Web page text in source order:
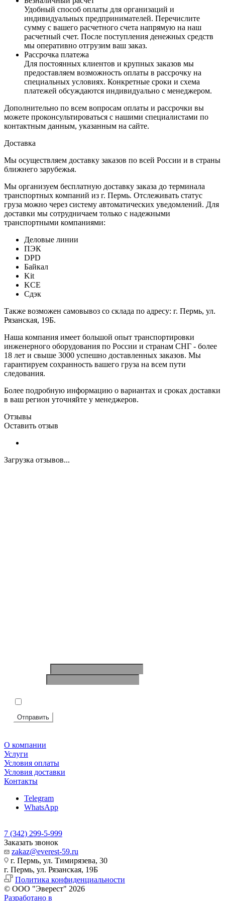
Удобный способ оплаты для организаций и
индивидуальных предпринимателей. Перечислите
сумму с вашего расчетного счета напрямую на наш
расчетный счет. После поступления денежных средств
мы оперативно отгрузим ваш заказ.
Рассрочка платежа
Для постоянных клиентов и крупных заказов мы
предоставляем возможность оплаты в рассрочку на
специальных условиях. Конкретные сроки и схема
платежей обсуждаются индивидуально с менеджером.
Дополнительно по всем вопросам оплаты и рассрочки вы
можете проконсультироваться с нашими специалистами по
контактным данным, указанным на сайте.
Доставка
Мы осуществляем доставку заказов по всей России и в страны
ближнего зарубежья.
Мы организуем бесплатную доставку заказа до терминала
транспортных компаний из г. Пермь. Отслеживать статус
груза можно через систему автоматических уведомлений. Для
доставки мы сотрудничаем только с надежными
транспортными компаниями:
Деловые линии
ПЭК
DPD
Байкал
Kit
KCE
Сдэк
Также возможен самовывоз со склада по адресу: г. Пермь, ул.
Рязанская, 19Б.
Наша компания имеет большой опыт транспортировки
инженерного оборудования по России и странам СНГ - более
18 лет и свыше 3000 успешно доставленных заказов. Мы
гарантируем сохранность вашего груза на всем пути
следования.
Более подробную информацию о вариантах и сроках доставки
в ваш регион уточняйте у менеджеров.
Отзывы
Оставить отзыв
Загрузка отзывов...
Отправить
О компании
Услуги
Условия оплаты
Условия доставки
Контакты
Telegram
WhatsApp
7 (342) 299-5-999
Заказать звонок
zakaz@everest-59.ru
г. Пермь, ул. Тимирязева, 30
г. Пермь, ул. Рязанская, 19Б
Политика конфиденциальности
© ООО "Эверест" 2026
Разработано в